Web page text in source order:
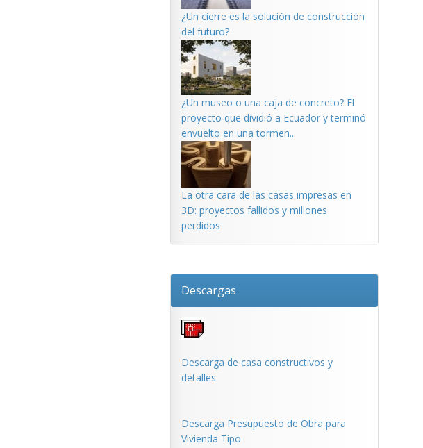
¿Un cierre es la solución de construcción
del futuro?
¿Un museo o una caja de concreto? El
proyecto que dividió a Ecuador y terminó
envuelto en una tormen...
La otra cara de las casas impresas en
3D: proyectos fallidos y millones
perdidos
Descargas
Descarga de casa constructivos y
detalles
Descarga Presupuesto de Obra para
Vivienda Tipo